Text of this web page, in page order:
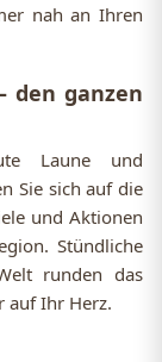
nah an Ihren
den ganzen
Laune und
Sie sich auf die
und Aktionen
Stündliche
runden das
auf Ihr Herz.